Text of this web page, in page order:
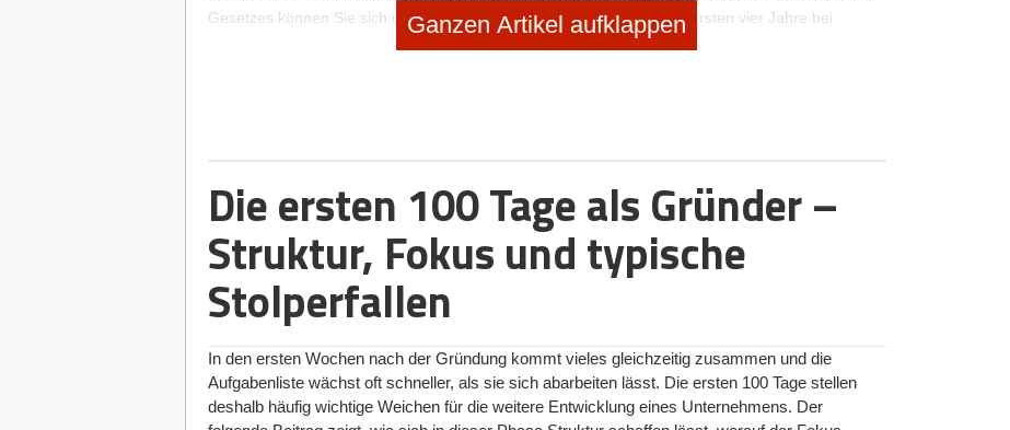
Gesetzes können Sie sich unter bestimmten Voraussetzungen für die ersten vier Jahre bei
Abs. 1 Nr. 1 GewStG
(Gewerbesteuergesetz).
Warum ein Nebengewerbe anmelden?
Wenn Sie ein Nebengewerbe anmelden, sind Sie nebenberuflich selbstständig. Die einzige
Institution in Deutschland, die sich dafür interessiert, ist die Krankenkasse. Sofern Sie bestimmte
Grenzen nicht überschreiten, auf die später noch eingegangen wird, müssen Sie bei
Wann haben Sie ein Hauptgewerbe und wann ein Nebengewerbe anzumelden?
Ganzen Artikel aufklappen
Die ersten 100 Tage als Gründer –
Struktur, Fokus und typische
Stolperfallen
In den ersten Wochen nach der Gründung kommt vieles gleichzeitig zusammen und die
Aufgabenliste wächst oft schneller, als sie sich abarbeiten lässt. Die ersten 100 Tage stellen
deshalb häufig wichtige Weichen für die weitere Entwicklung eines Unternehmens. Der